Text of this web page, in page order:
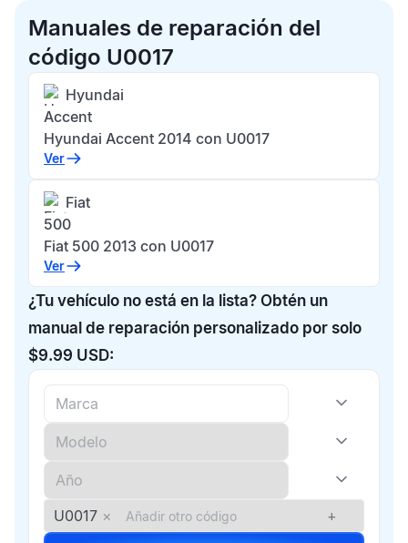
Manuales de reparación del
código U0017
Hyundai
Accent
Hyundai Accent 2014 con U0017
Ver
Fiat
500
Fiat 500 2013 con U0017
Ver
¿Tu vehículo no está en la lista? Obtén un
manual de reparación personalizado por solo
$9.99 USD:
U0017 × +